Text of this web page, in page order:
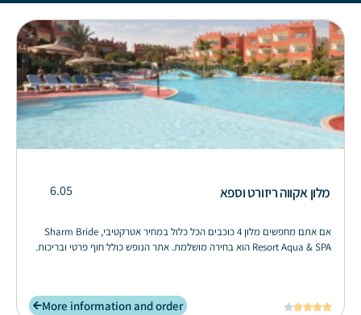
מלון אקווה ריזורט וספא 6.05
אם אתם מחפשים מלון 4 כוכבים הכל כלול במחיר אטרקטיבי, Sharm Bride
Resort Aqua & SPA הוא בחירה מושלמת. אתר הנופש כולל חוף פרטי ובריכות.





More information and order